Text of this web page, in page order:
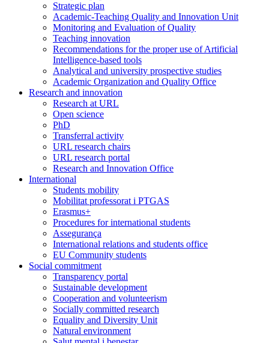
Strategic plan
Academic-Teaching Quality and Innovation Unit
Monitoring and Evaluation of Quality
Teaching innovation
Recommendations for the proper use of Artificial
Intelligence-based tools
Analytical and university prospective studies
Academic Organization and Quality Office
Research and innovation
Research at URL
Open science
PhD
Transferral activity
URL research chairs
URL research portal
Research and Innovation Office
International
Students mobility
Mobilitat professorat i PTGAS
Erasmus+
Procedures for international students
Assegurança
International relations and students office
EU Community students
Social commitment
Transparency portal
Sustainable development
Cooperation and volunteerism
Socially committed research
Equality and Diversity Unit
Natural environment